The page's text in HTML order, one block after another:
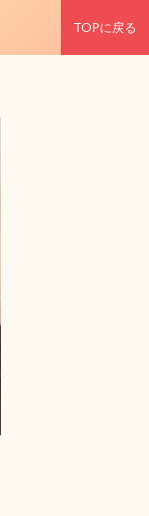
TOPに戻る